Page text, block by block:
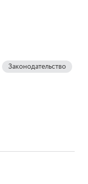
Законодательство